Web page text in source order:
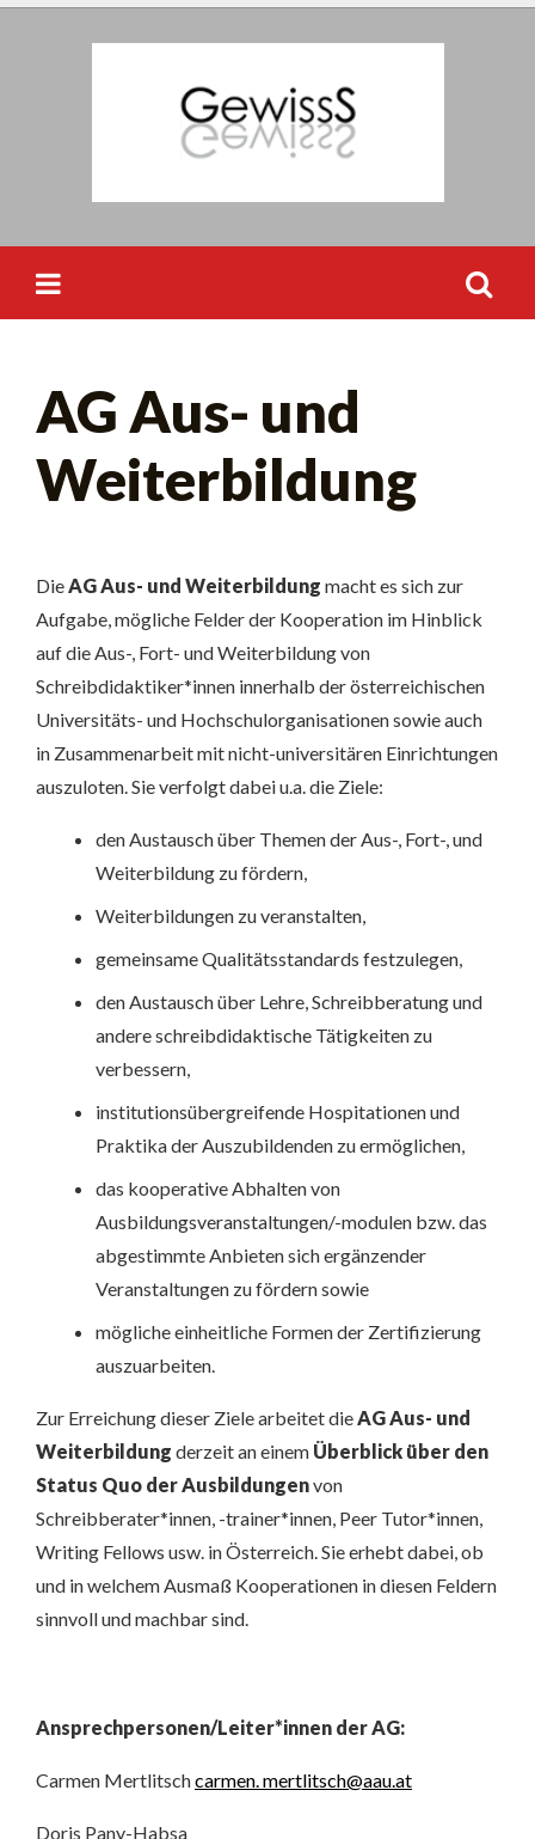
Skip
AG Aus- und
Weiterbildung
DieAG Aus- und Weiterbildung macht es sich zur
Aufgabe, mögliche Felder der Kooperation im Hinblick
auf die Aus-, Fort- und Weiterbildung von
Schreibdidaktiker*innen innerhalb der österreichischen
Universitäts- und Hochschulorganisationen sowie auch
in Zusammenarbeit mit nicht-universitären Einrichtungen
auszuloten. Sie verfolgt dabei u.a. die Ziele:
den Austausch über Themen der Aus-, Fort-, und
Weiterbildung zu fördern,
Weiterbildungen zu veranstalten,
gemeinsame Qualitätsstandards festzulegen,
den Austausch über Lehre, Schreibberatung und
andere schreibdidaktische Tätigkeiten zu
verbessern,
institutionsübergreifende Hospitationen und
Praktika der Auszubildenden zu ermöglichen,
das kooperative Abhalten von
Ausbildungsveranstaltungen/-modulen bzw. das
abgestimmte Anbieten sich ergänzender
Veranstaltungen zu fördern sowie
mögliche einheitliche Formen der Zertifizierung
auszuarbeiten.
Zur Erreichung dieser Ziele arbeitet dieAG Aus- und
Weiterbildung derzeit an einem Überblick über den
Status Quo der Ausbildungenvon
Schreibberater*innen, -trainer*innen, Peer Tutor*innen,
Writing Fellows usw. in Österreich. Sie erhebt dabei, ob
und in welchem Ausmaß Kooperationen in diesen Feldern
sinnvoll und machbar sind.
Ansprechpersonen/Leiter*innen der AG:
Carmen Mertlitschcarmen. mertlitsch@aau.at
Doris Pany-Habsa